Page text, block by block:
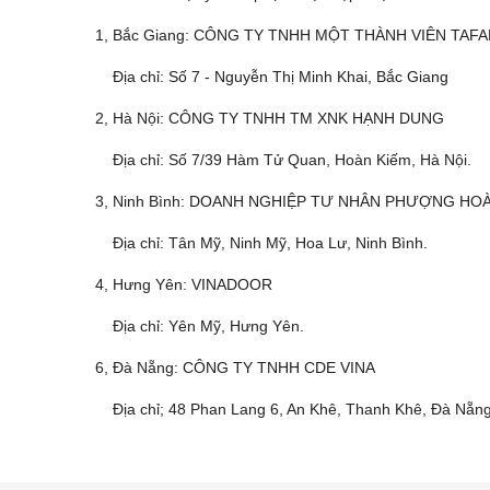
1, Bắc Giang: CÔNG TY TNHH MỘT THÀNH VIÊN
Địa chỉ: Số 7 - Nguyễn Thị Minh Khai, Bắc Giang
2, Hà Nội: CÔNG TY TNHH TM XNK HẠNH DUNG
Địa chỉ: Số 7/39 Hàm Tử Quan, Hoàn Kiếm, Hà Nội.
3, Ninh Bình: DOANH NGHIỆP TƯ NHÂN PHƯỢNG
Địa chỉ: Tân Mỹ, Ninh Mỹ, Hoa Lư, Ninh Bình.
4, Hưng Yên: VINADOOR
Địa chỉ: Yên Mỹ, Hưng Yên.
6, Đà Nẵng: CÔNG TY TNHH CDE VINA
Địa chỉ; 48 Phan Lang 6, An Khê, Thanh Khê, Đà Nẵng.